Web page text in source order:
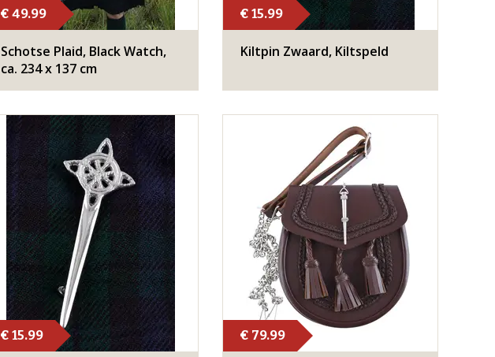
€ 49.99
Schotse Plaid, Black Watch,
ca. 234 x 137 cm
€ 15.99
Kiltpin Zwaard, Kiltspeld
€ 15.99 € 79.99